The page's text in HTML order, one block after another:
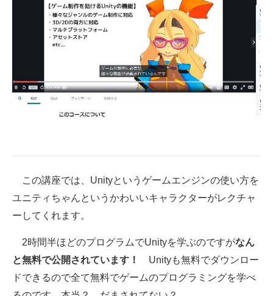
この講座では、Unityというゲームエンジンの使い方を
ユニティちゃんというかわいいキャラクターがレクチャ
ーしてくれます。
2時間半ほどのプログラムでUnityを学ぶのですがなん
と無料で公開されています！
Unityも無料でダウンロー
ドできるので全て無料でゲームのプログラミングを学べ